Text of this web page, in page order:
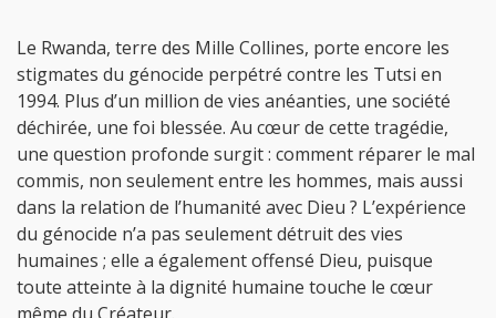
Le Rwanda, terre des Mille Collines, porte encore les
stigmates du génocide perpétré contre les Tutsi en
1994. Plus d’un million de vies anéanties, une société
déchirée, une foi blessée. Au cœur de cette tragédie,
une question profonde surgit : comment réparer le mal
commis, non seulement entre les hommes, mais aussi
dans la relation de l’humanité avec Dieu ? L’expérience
du génocide n’a pas seulement détruit des vies
humaines ; elle a également offensé Dieu, puisque
toute atteinte à la dignité humaine touche le cœur